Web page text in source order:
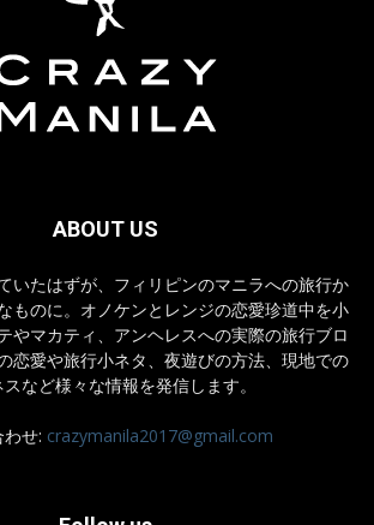
ABOUT US
いたはずが、フィリピンのマニラへの旅行か
ものに。オノケンとレンジの恋愛珍道中を小
やマカティ、アンヘレスへの実際の旅行ブロ
恋愛や旅行小ネタ、夜遊びの方法、現地での
スなど様々な情報を発信します。
せ: crazymanila2017@gmail.com